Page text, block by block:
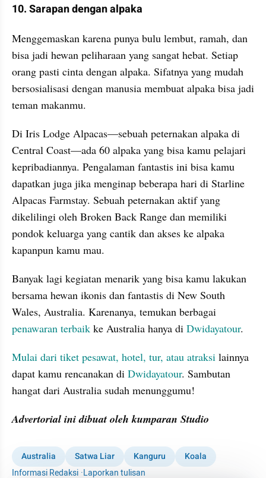
10. Sarapan dengan alpaka
Menggemaskan karena punya bulu lembut, ramah, dan
bisa jadi hewan peliharaan yang sangat hebat. Setiap
orang pasti cinta dengan alpaka. Sifatnya yang mudah
bersosialisasi dengan manusia membuat alpaka bisa jadi
teman makanmu.
Di Iris Lodge Alpacas—sebuah peternakan alpaka di
Central Coast—ada 60 alpaka yang bisa kamu pelajari
kepribadiannya. Pengalaman fantastis ini bisa kamu
dapatkan juga jika menginap beberapa hari di Starline
Alpacas Farmstay. Sebuah peternakan aktif yang
dikelilingi oleh Broken Back Range dan memiliki
pondok keluarga yang cantik dan akses ke alpaka
kapanpun kamu mau.
Banyak lagi kegiatan menarik yang bisa kamu lakukan
bersama hewan ikonis dan fantastis di New South
penawaran terbaik ke Australia hanya di Dwidayatour.
Mulai dari tiket pesawat, hotel, tur, atau atraksi lainnya
dapat kamu rencanakan di Dwidayatour. Sambutan
hangat dari Australia sudah menunggumu!
Advertorial ini dibuat oleh kumparan Studio
Australia Satwa Liar Kanguru
Koala
Informasi Redaksi ·Laporkan tulisan